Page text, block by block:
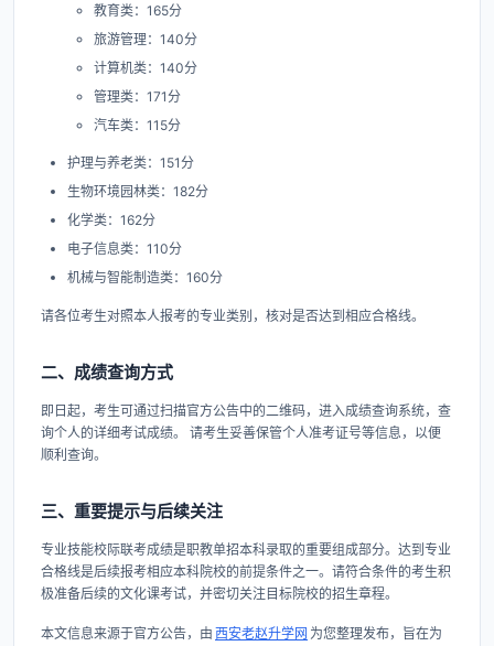
教育类：165分
旅游管理：140分
计算机类：140分
管理类：171分
汽车类：115分
护理与养老类：151分
生物环境园林类：182分
化学类：162分
电子信息类：110分
机械与智能制造类：160分
请各位考生对照本人报考的专业类别，核对是否达到相应合格线。
二、成绩查询方式
即日起，考生可通过扫描官方公告中的二维码，进入成绩查询系统，查
询个人的详细考试成绩。​ 请考生妥善保管个人准考证号等信息，以便
顺利查询。
三、重要提示与后续关注
专业技能校际联考成绩是职教单招本科录取的重要组成部分。达到专业
合格线是后续报考相应本科院校的前提条件之一。请符合条件的考生积
极准备后续的文化课考试，并密切关注目标院校的招生章程。
本文信息来源于官方公告，由 西安老赵升学网 为您整理发布，旨在为